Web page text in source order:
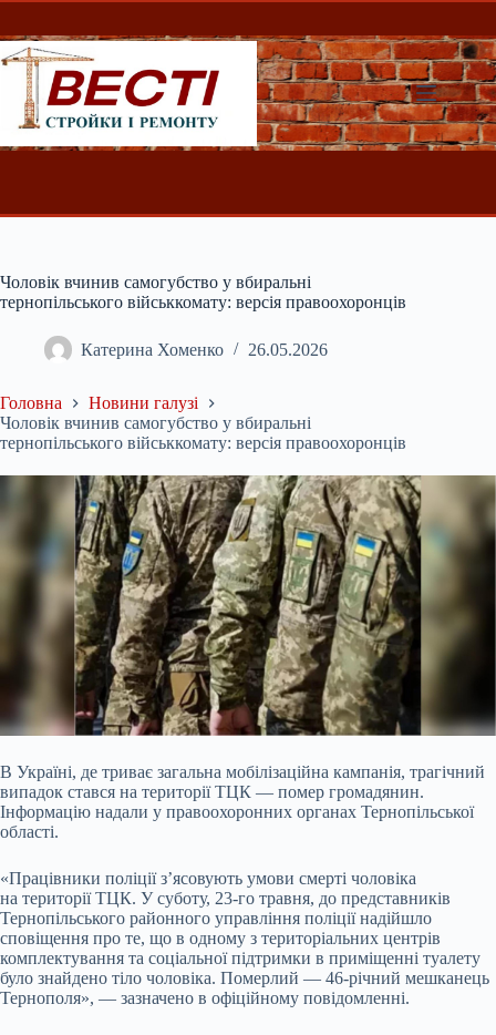
Перейти
вмісту
Чоловік вчинив самогубство у вбиральні
тернопільського військкомату: версія правоохоронців
Катерина Хоменко 26.05.2026
Головна
Новини галузі
Чоловік вчинив самогубство у вбиральні
тернопільського військкомату: версія правоохоронців
В Україні, де триває загальна мобілізаційна кампанія, трагічний
випадок стався на території ТЦК — помер громадянин.
Інформацію надали у правоохоронних органах Тернопільської
області.
«Працівники поліції з’ясовують умови смерті чоловіка
на території ТЦК. У суботу, 23-го травня, до представників
Тернопільського районного управління поліції надійшло
сповіщення про те, що в одному з територіальних центрів
комплектування та соціальної підтримки в приміщенні туалету
було знайдено тіло чоловіка. Померлий — 46-річний мешканець
Тернополя», — зазначено в офіційному повідомленні.